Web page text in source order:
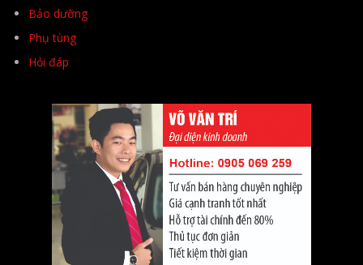
Bảo dưỡng
Phụ tùng
Hỏi đáp